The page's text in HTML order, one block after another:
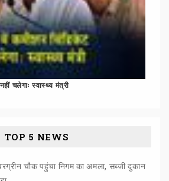
नहीं चलेगाः स्वास्थ्य मंत्री
TOP 5 NEWS
चौक पहुंचा निगम का अमला, सब्जी दुकान